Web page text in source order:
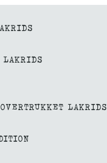
LAKRIDS
LAKRIDS